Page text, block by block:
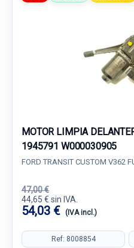
MOTOR LIMPIA
1945791 W000030905
FORD TRANSIT CUSTOM V362
47,00 €
44,65 € sin IVA.
54,03 € (IVA incl.)
Ref: 8008854